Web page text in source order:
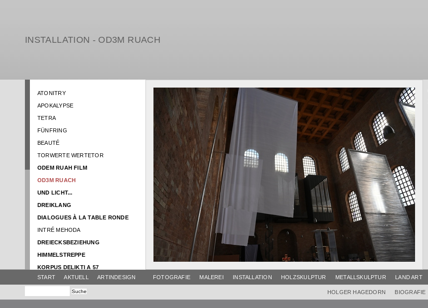
INSTALLATION - OD3M RUACH
ATONITRY
APOKALYPSE
TETRA
FÜNFRING
BEAUTÉ
TORWERTE WERTETOR
ODEM RUAH FILM
OD3M RUACH
UND LICHT...
DREIKLANG
DIALOGUES À LA TABLE RONDE
INTRÉ MEHODA
DREIECKSBEZIEHUNG
HIMMELSTREPPE
KORPUS DELIKTI A 57
NACHT DER MYSTIK
SCHATTENBOOT
START AKTUELL ARTINDESIGN FOTOGRAFIE MALEREI INSTALLATION HOLZSKULPTUR METALLSKULPTUR LAND ART
HOLGER HAGEDORN BIOGRAFIE